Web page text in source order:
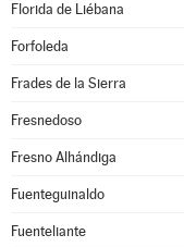
Florida de Liébana
Forfoleda
Frades de la Sierra
Fresnedoso
Fresno Alhándiga
Fuenteguinaldo
Fuenteliante